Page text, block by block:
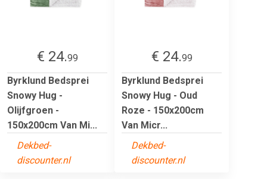
€ 24.99
Byrklund Bedsprei
Snowy Hug -
Olijfgroen -
150x200cm Van Mi...
Dekbed-
discounter.nl
€ 24.99
Byrklund Bedsprei
Snowy Hug - Oud
Roze - 150x200cm
Van Micr...
Dekbed-
discounter.nl